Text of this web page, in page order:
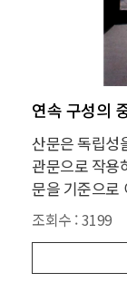
산문은 독립성
관문으로 작용
문을 기준으로
간 관문이다.
문에 문은 개
태로 정의된
압축되면서 중
조회수 :3199